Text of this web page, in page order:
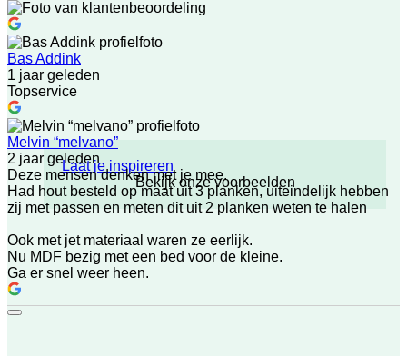
Laat je inspireren
Bekijk onze voorbeelden
Bas Addink
1 jaar geleden
Topservice
Melvin “melvano”
2 jaar geleden
Deze mensen denken met je mee.
Had hout besteld op maat uit 3 planken, uiteindelijk hebben
zij met passen en meten dit uit 2 planken weten te halen
Ook met jet materiaal waren ze eerlijk.
Nu MDF bezig met een bed voor de kleine.
Ga er snel weer heen.